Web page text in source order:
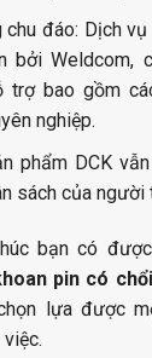
chu đáo: Dịch
bởi Weldcom,
trợ bao gồm
nghiệp.
phẩm DCK
sách của người
bạn có
pin có
lựa được